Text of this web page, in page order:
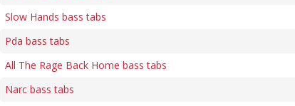
Slow Hands bass tabs
Pda bass tabs
All The Rage Back Home bass tabs
Narc bass tabs